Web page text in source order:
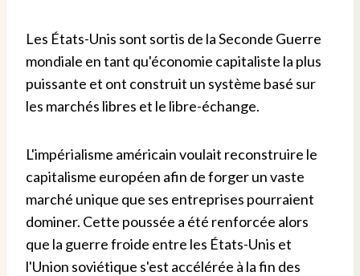
Les États-Unis sont sortis de la Seconde Guerre
mondiale en tant qu'économie capitaliste la plus
puissante et ont construit un système basé sur
les marchés libres et le libre-échange.
L'impérialisme américain voulait reconstruire le
capitalisme européen afin de forger un vaste
marché unique que ses entreprises pourraient
dominer. Cette poussée a été renforcée alors
que la guerre froide entre les États-Unis et
l'Union soviétique s'est accélérée à la fin des